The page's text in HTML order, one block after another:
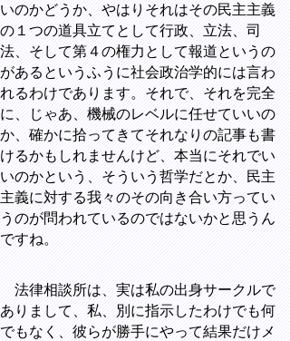
いのかどうか、やはりそれはその民主主義
の１つの道具立てとして行政、立法、司
法、そして第４の権力として報道というの
があるというふうに社会政治学的には言わ
れるわけであります。それで、それを完全
に、じゃあ、機械のレベルに任せていいの
か、確かに拾ってきてそれなりの記事も書
けるかもしれませんけど、本当にそれでい
いのかという、そういう哲学だとか、民主
主義に対する我々のその向き合い方ってい
うのが問われているのではないかと思うん
ですね。
法律相談所は、実は私の出身サークルで
ありまして、私、別に指示したわけでも何
でもなく、彼らが勝手にやって結果だけメ